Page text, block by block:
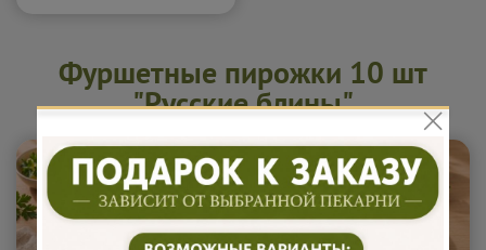
Фуршетные пирожки 10 шт
"Русские блины"